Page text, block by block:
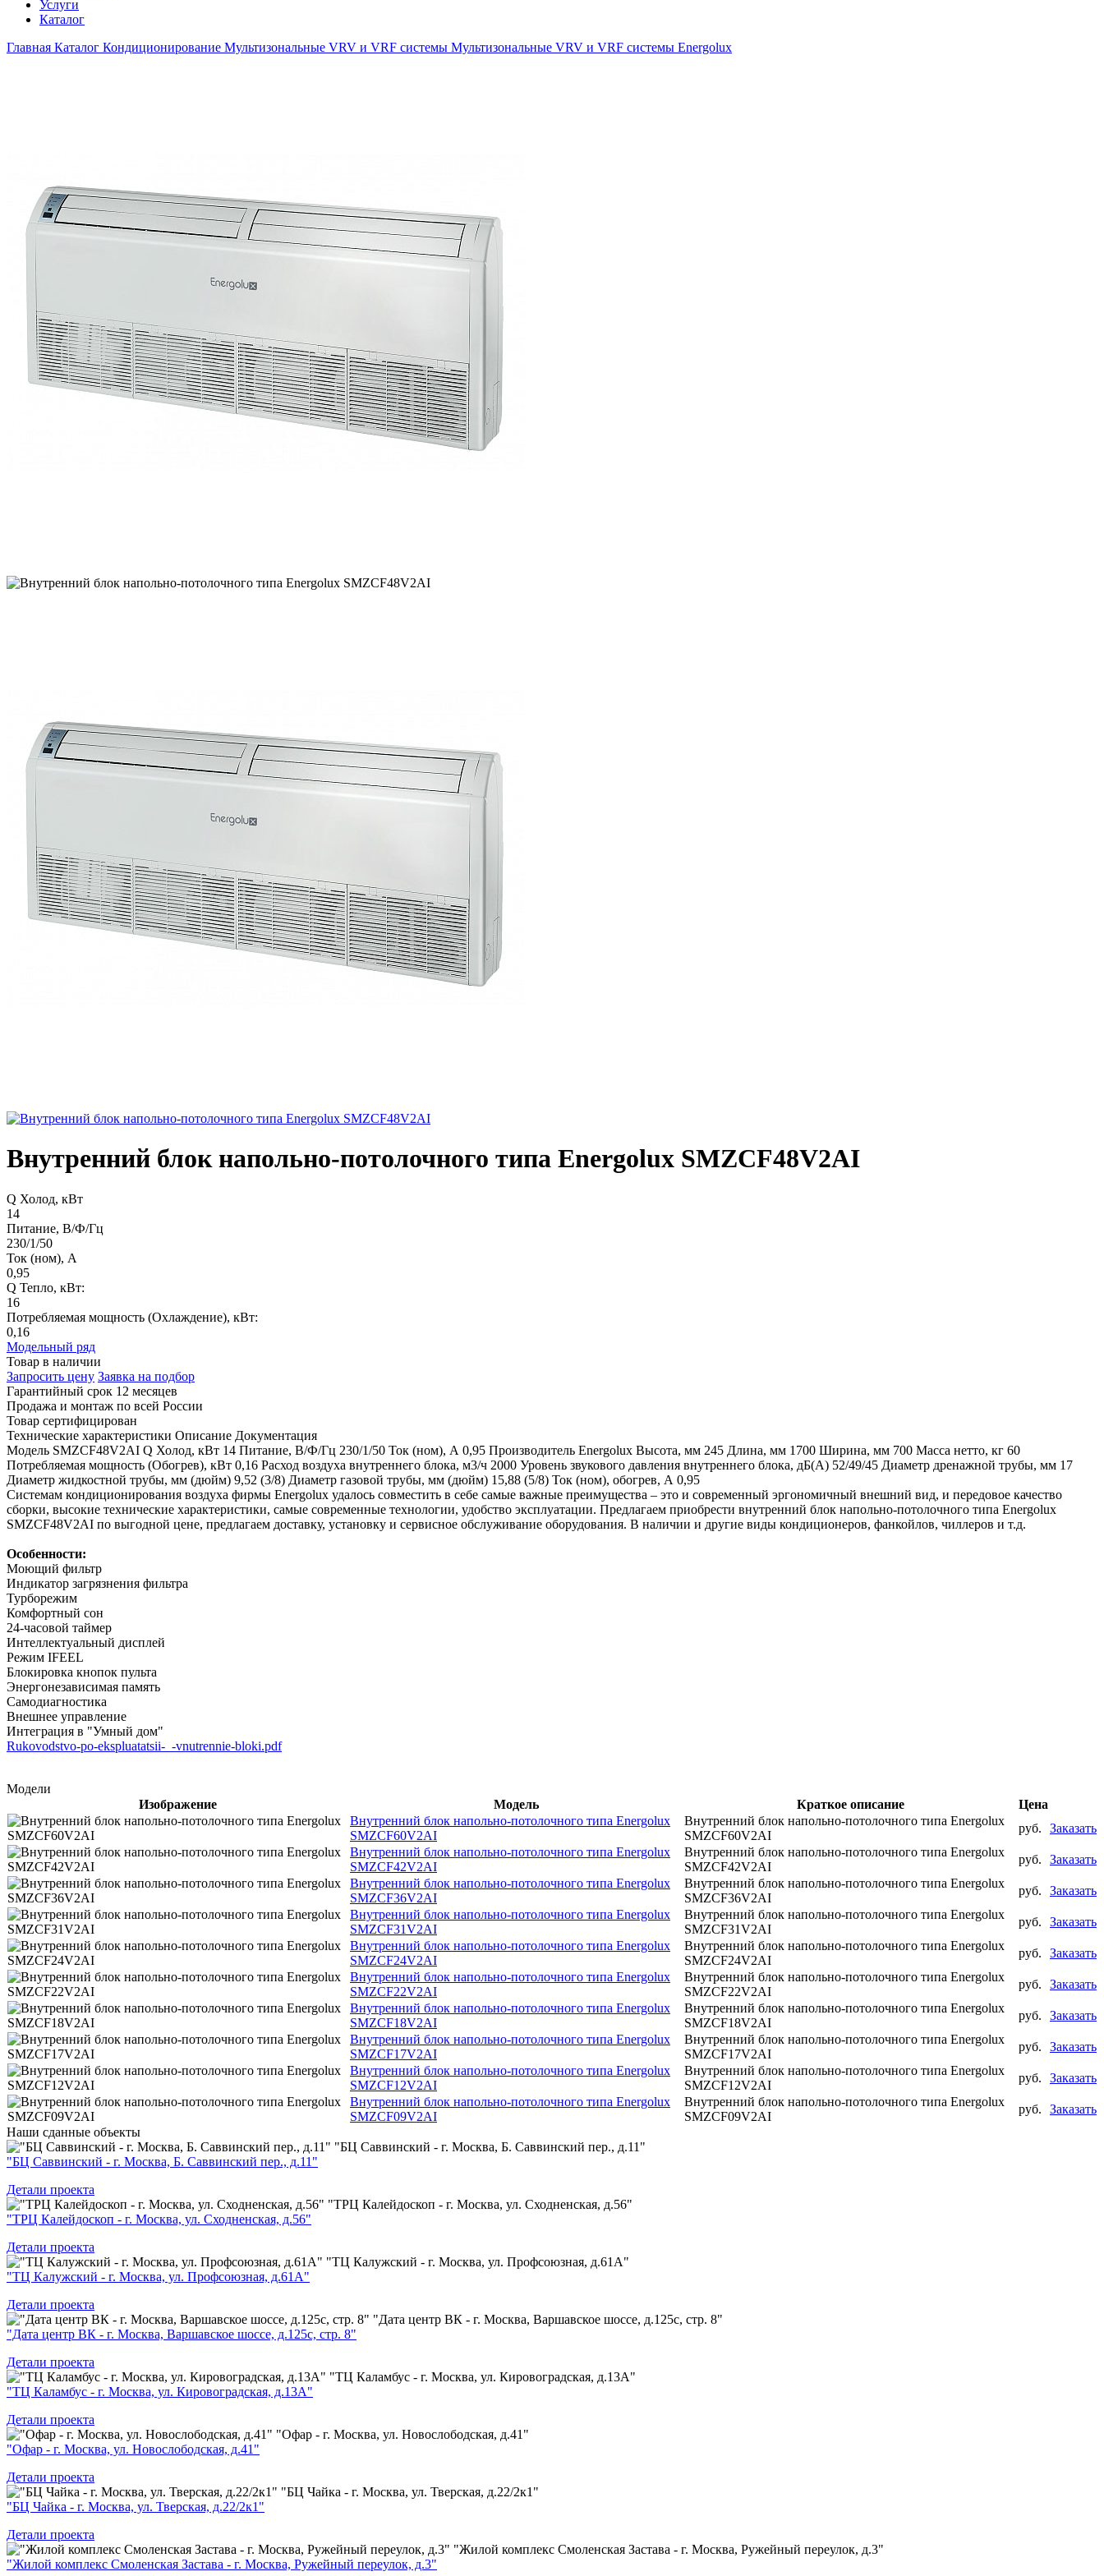
Услуги
Каталог
Главная Каталог Кондиционирование Мультизональные VRV и VRF системы Мультизональные VRV и VRF системы Energolux
Внутренний блок напольно-потолочного типа Energolux SMZCF48V2AI
Q Холод, кВт
14
Питание, В/Ф/Гц
230/1/50
Ток (ном), А
0,95
Q Тепло, кВт:
16
Потребляемая мощность (Охлаждение), кВт:
0,16
Модельный ряд
Товар в наличии
Запросить цену Заявка на подбор
Гарантийный срок 12 месяцев
Продажа и монтаж по всей России
Товар сертифицирован
Технические характеристики Описание Документация
Модель SMZCF48V2AI Q Холод, кВт 14 Питание, В/Ф/Гц 230/1/50 Ток (ном), А 0,95 Производитель Energolux Высота, мм 245 Длина, мм 1700 Ширина, мм 700 Масса нетто, кг 60
Потребляемая мощность (Обогрев), кВт 0,16 Расход воздуха внутреннего блока, м3/ч 2000 Уровень звукового давления внутреннего блока, дБ(А) 52/49/45 Диаметр дренажной трубы, мм 17
Диаметр жидкостной трубы, мм (дюйм) 9,52 (3/8) Диаметр газовой трубы, мм (дюйм) 15,88 (5/8) Ток (ном), обогрев, А 0,95
Системам кондиционирования воздуха фирмы Energolux удалось совместить в себе самые важные преимущества – это и современный эргономичный внешний вид, и передовое качество
сборки, высокие технические характеристики, самые современные технологии, удобство эксплуатации. Предлагаем приобрести внутренний блок напольно-потолочного типа Energolux
SMZCF48V2AI по выгодной цене, предлагаем доставку, установку и сервисное обслуживание оборудования. В наличии и другие виды кондиционеров, фанкойлов, чиллеров и т.д.
Особенности:
Моющий фильтр
Индикатор загрязнения фильтра
Турборежим
Комфортный сон
24-часовой таймер
Интеллектуальный дисплей
Режим IFEEL
Блокировка кнопок пульта
Энергонезависимая память
Самодиагностика
Внешнее управление
Интеграция в "Умный дом"
Rukovodstvo-po-ekspluatatsii-_-vnutrennie-bloki.pdf
Модели
Изображение
Модель Краткое описание
Цена
Внутренний блок напольно-потолочного типа Energolux
SMZCF60V2AI
Внутренний блок напольно-потолочного типа Energolux
SMZCF60V2AI
руб.
Заказать
Внутренний блок напольно-потолочного типа Energolux
SMZCF42V2AI
Внутренний блок напольно-потолочного типа Energolux
SMZCF42V2AI
руб.
Заказать
Внутренний блок напольно-потолочного типа Energolux
SMZCF36V2AI
Внутренний блок напольно-потолочного типа Energolux
SMZCF36V2AI
руб.
Заказать
Внутренний блок напольно-потолочного типа Energolux
SMZCF31V2AI
Внутренний блок напольно-потолочного типа Energolux
SMZCF31V2AI
руб.
Заказать
Внутренний блок напольно-потолочного типа Energolux
SMZCF24V2AI
Внутренний блок напольно-потолочного типа Energolux
SMZCF24V2AI
руб.
Заказать
Внутренний блок напольно-потолочного типа Energolux
SMZCF22V2AI
Внутренний блок напольно-потолочного типа Energolux
SMZCF22V2AI
руб.
Заказать
Внутренний блок напольно-потолочного типа Energolux
SMZCF18V2AI
Внутренний блок напольно-потолочного типа Energolux
SMZCF18V2AI
руб.
Заказать
Внутренний блок напольно-потолочного типа Energolux
SMZCF17V2AI
Внутренний блок напольно-потолочного типа Energolux
SMZCF17V2AI
руб.
Заказать
Внутренний блок напольно-потолочного типа Energolux
SMZCF12V2AI
Внутренний блок напольно-потолочного типа Energolux
SMZCF12V2AI
руб.
Заказать
Внутренний блок напольно-потолочного типа Energolux
SMZCF09V2AI
Внутренний блок напольно-потолочного типа Energolux
SMZCF09V2AI
руб.
Заказать
Наши сданные объекты
"БЦ Саввинский - г. Москва, Б. Саввинский пер., д.11"
"БЦ Саввинский - г. Москва, Б. Саввинский пер., д.11"
Детали проекта
"ТРЦ Калейдоскоп - г. Москва, ул. Сходненская, д.56"
"ТРЦ Калейдоскоп - г. Москва, ул. Сходненская, д.56"
Детали проекта
"ТЦ Калужский - г. Москва, ул. Профсоюзная, д.61А"
"ТЦ Калужский - г. Москва, ул. Профсоюзная, д.61А"
Детали проекта
"Дата центр ВК - г. Москва, Варшавское шоссе, д.125с, стр. 8"
"Дата центр ВК - г. Москва, Варшавское шоссе, д.125с, стр. 8"
Детали проекта
"ТЦ Каламбус - г. Москва, ул. Кировоградская, д.13А"
"ТЦ Каламбус - г. Москва, ул. Кировоградская, д.13А"
Детали проекта
"Офар - г. Москва, ул. Новослободская, д.41"
"Офар - г. Москва, ул. Новослободская, д.41"
Детали проекта
"БЦ Чайка - г. Москва, ул. Тверская, д.22/2к1"
"БЦ Чайка - г. Москва, ул. Тверская, д.22/2к1"
Детали проекта
"Жилой комплекс Смоленская Застава - г. Москва, Ружейный переулок, д.3"
"Жилой комплекс Смоленская Застава - г. Москва, Ружейный переулок, д.3"